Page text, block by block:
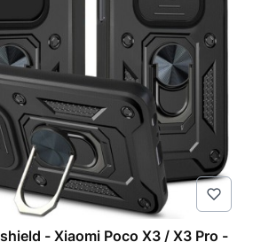
- Xiaomi Poco X3 / X3 Pro -